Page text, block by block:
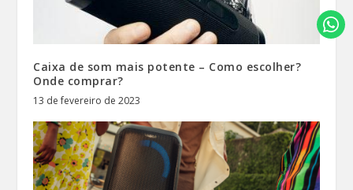
Caixa de som mais potente – Como escolher?
Onde comprar?
13 de fevereiro de 2023